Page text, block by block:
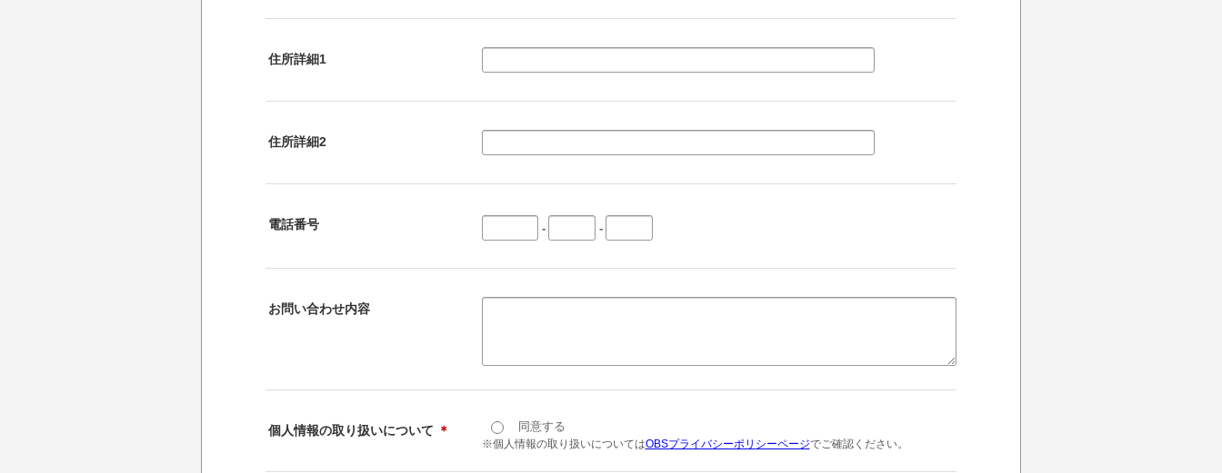
住所詳細1
住所詳細2
電話番号 - -
お問い合わせ内容
個人情報の取り扱いについて ＊ 同意する
※個人情報の取り扱いについてはOBSプライバシーポリシーページでご確認ください。